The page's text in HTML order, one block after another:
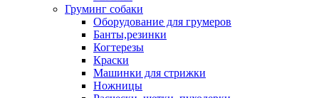
Груминг собаки
Оборудование для грумеров
Банты,резинки
Когтерезы
Краски
Машинки для стрижки
Ножницы